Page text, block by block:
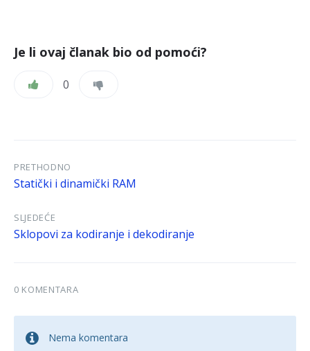
Je li ovaj članak bio od pomoći?
0
PRETHODNO
Statički i dinamički RAM
SLJEDEĆE
Sklopovi za kodiranje i dekodiranje
0 KOMENTARA
Nema komentara